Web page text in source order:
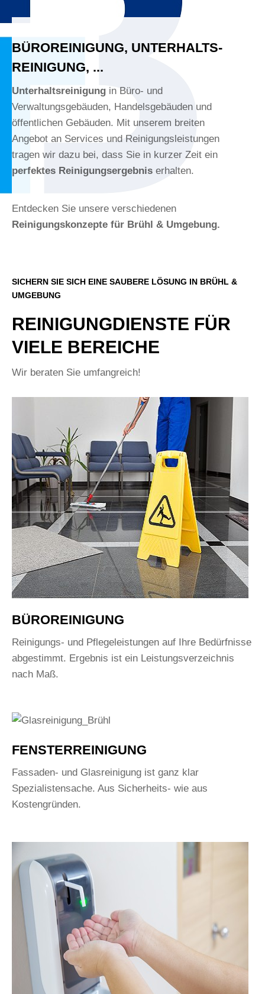
BÜRO­REINIGUNG, UNTERHALTS­
REINIGUNG, ...
Unterhaltsreinigung in Büro- und
Verwaltungsgebäuden, Handelsgebäuden und
öffentlichen Gebäuden. Mit unserem breiten
Angebot an Services und Reinigungsleistungen
tragen wir dazu bei, dass Sie in kurzer Zeit ein
perfektes Reinigungsergebnis erhalten.
Entdecken Sie unsere verschiedenen
Reinigungskonzepte für Brühl & Umgebung.
SICHERN SIE SICH EINE SAUBERE LÖSUNG IN BRÜHL &
UMGEBUNG
REINIGUNGDIENSTE FÜR
VIELE BEREICHE
Wir beraten Sie umfangreich!
BÜROREINIGUNG
Reinigungs- und Pflegeleistungen auf Ihre Bedürfnisse
abgestimmt. Ergebnis ist ein Leistungsverzeichnis
nach Maß.
FENSTERREINIGUNG
Fassaden- und Glasreinigung ist ganz klar
Spezialistensache. Aus Sicherheits- wie aus
Kostengründen.